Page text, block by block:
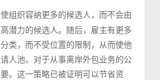
组织容纳更多的候选人，而不会由
潜力的候选人。随后，雇主有更多
类，而不受位置的限制，从而使他
人池。对于从事离岸外包业务的公
。这一策略已被证明可以节省资